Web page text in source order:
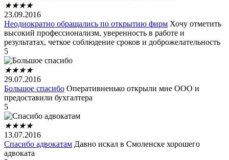
★★★★
23.09.2016
Неоднократно обращались по открытию фирм Хочу отметить
высокий профессионализм, уверенность в работе и
результатах, четкое соблюдение сроков и доброжелательность
5
★★★★
29.07.2016
Большое спасибо Оперативненько открыли мне ООО и
предоставили бухгалтера
5
★★★★
13.07.2016
Спасибо адвокатам Давно искал в Смоленске хорошего
адвоката